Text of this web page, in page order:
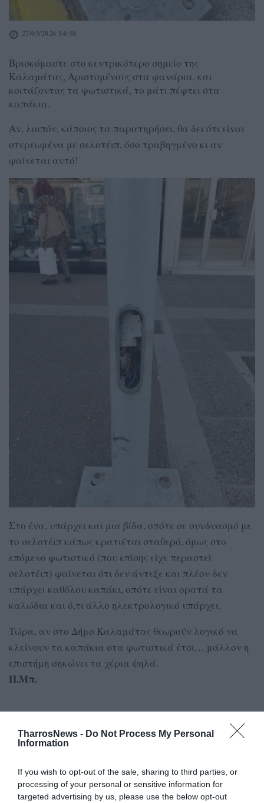
TharrosNews - Do Not Process My Personal
Information
If you wish to opt-out of the sale, sharing to third parties, or
processing of your personal or sensitive information for
targeted advertising by us, please use the below opt-out
27/03/2026 14:58
Βρισκόμαστε στο κεντρικότερο σημείο της
Καλαμάτας, Αριστομένους στα φανάρια, και
κοιτάζοντας τα φωτιστικά, το μάτι πέφτει στα
καπάκια.
Αν, λοιπόν, κάποιος τα παρατηρήσει, θα δει ότι είναι
στερεωμένα με σελοτέιπ, όσο τραβηγμένο κι αν
φαίνεται αυτό!
Στο ένα, υπάρχει και μια βίδα, οπότε σε συνδυασμό με
το σελοτέιπ κάπως κρατιέται σταθερό, όμως στο
επόμενο φωτιστικό (που επίσης είχε περαστεί
σελοτέιπ) φαίνεται ότι δεν άντεξε και πλέον δεν
υπάρχει καθόλου καπάκι, οπότε είναι ορατά τα
καλώδια και ό,τι άλλο ηλεκτρολογικό υπάρχει.
Τώρα, αν στο Δήμο Καλαμάτας θεωρούν λογικό να
κλείνουν τα καπάκια στα φωτιστικά έτσι… μάλλον η
επιστήμη σηκώνει τα χέρια ψηλά.
Π.Μπ.
TAGS: ΑΡΙΣΤΟΜΕΝΟΥΣ ΚΟΛΩΝΑ ΦΩΤΙΣΜΟΥ ΒΙΔΕΣ
Facebook Twitter